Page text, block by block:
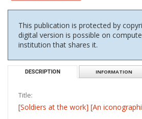
This publication is protected by
digital version is possible on
institution that shares it.
DESCRIPTION INFORMATION
Title:
[Soldiers at the work] [An